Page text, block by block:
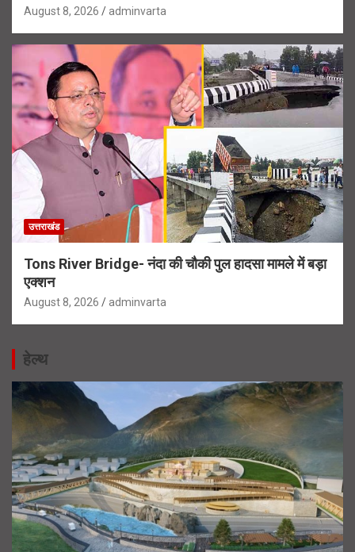
August 8, 2026 adminvarta
उत्तराखंड
Tons River Bridge- नंदा की चौकी पुल हादसा मामले में बड़ा
एक्शन
August 8, 2026 adminvarta
हेल्थ